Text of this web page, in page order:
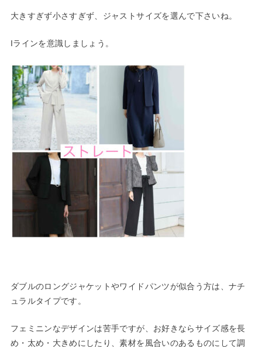
大きすぎず小さすぎず、ジャストサイズを選んで下さいね。
Iラインを意識しましょう。
ダブルのロングジャケットやワイドパンツが似合う方は、ナチ
ュラルタイプです。
フェミニンなデザインは苦手ですが、お好きならサイズ感を長
め・太め・大きめにしたり、素材を風合いのあるものにして調